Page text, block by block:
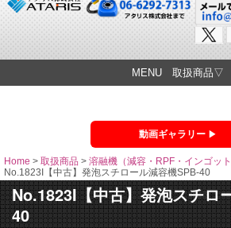
MENU 取扱商品▽
動画ギャラリー
Home > 取扱商品 > 溶融機（減容・RPF・インゴット
No.1823I【中古】発泡スチロール減容機SPB-40
No.1823I【中古】発泡スチロ
40